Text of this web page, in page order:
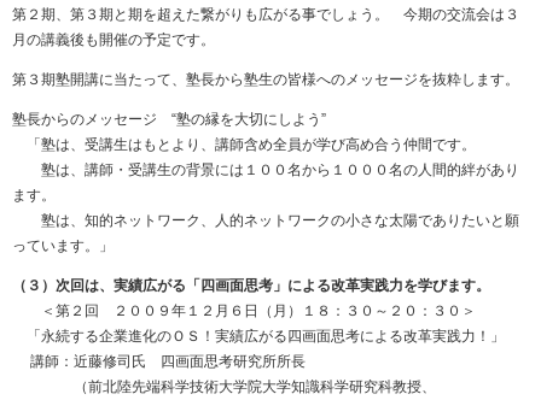
第２期、第３期と期を超えた繋がりも広がる事でしょう。 今期の交流会は３
月の講義後も開催の予定です。
第３期塾開講に当たって、塾長から塾生の皆様へのメッセージを抜粋します。
塾長からのメッセージ “塾の縁を大切にしよう”
「塾は、受講生はもとより、講師含め全員が学び高め合う仲間です。
塾は、講師・受講生の背景には１００名から１０００名の人間的絆があり
ます。
塾は、知的ネットワーク、人的ネットワークの小さな太陽でありたいと願
っています。」
（３）次回は、実績広がる「四画面思考」による改革実践力を学びます。
＜第２回 ２００９年１２月６日（月）１８：３０～２０：３０＞
「永続する企業進化のＯＳ！実績広がる四画面思考による改革実践力！」
講師：近藤修司氏 四画面思考研究所所長
（前北陸先端科学技術大学院大学知識科学研究科教授、